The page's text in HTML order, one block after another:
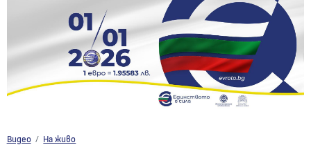
Видео На живо
Информационна среща за въвеждане на еврото в България - Хасково